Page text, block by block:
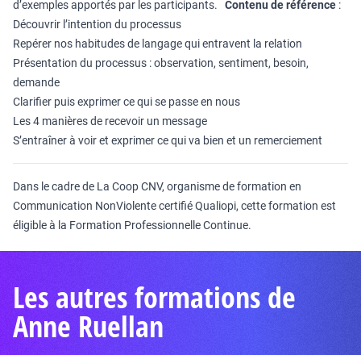
d’exemples apportés par les participants. Contenu de référence :
Découvrir l’intention du processus
Repérer nos habitudes de langage qui entravent la relation
Présentation du processus : observation, sentiment, besoin,
demande
Clarifier puis exprimer ce qui se passe en nous
Les 4 manières de recevoir un message
S’entraîner à voir et exprimer ce qui va bien et un remerciement
Dans le cadre de La Coop CNV, organisme de formation en
Communication NonViolente certifié Qualiopi, cette formation est
éligible à la Formation Professionnelle Continue.
Les autres formations de
Anne Ruellan